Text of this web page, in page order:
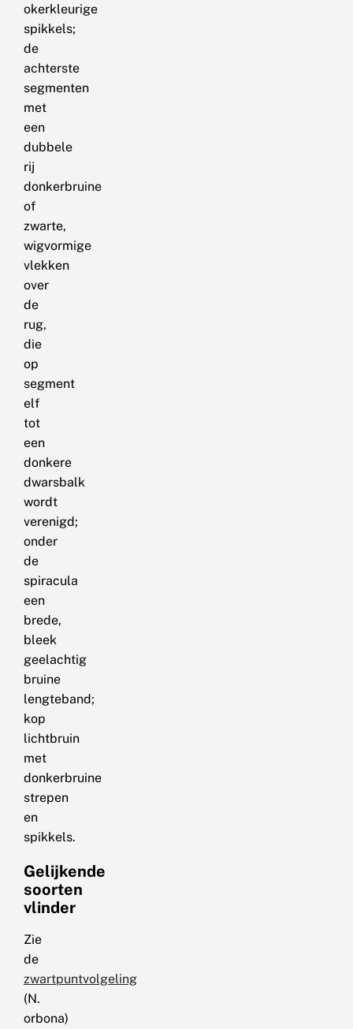
okerkleurige
spikkels;
de
achterste
segmenten
met
een
dubbele
rij
donkerbruine
of
zwarte,
wigvormige
vlekken
over
de
rug,
die
op
segment
elf
tot
een
donkere
dwarsbalk
wordt
verenigd;
onder
de
spiracula
een
brede,
bleek
geelachtig
bruine
lengteband;
kop
lichtbruin
met
donkerbruine
strepen
en
spikkels.
Gelijkende
soorten
vlinder
Zie
de
zwartpuntvolgeling
(N.
orbona)